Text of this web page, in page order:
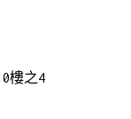
樓之4